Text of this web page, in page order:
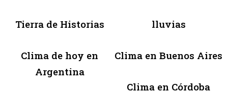
Tierra de Historias lluvias
Clima de hoy en
Argentina
Clima en Buenos Aires
Clima en Córdoba